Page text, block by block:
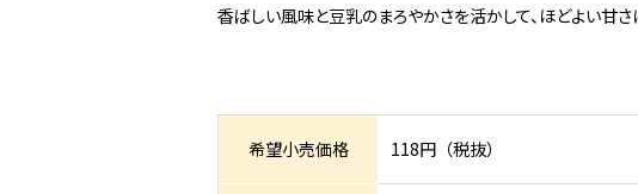
香ばしい風味と豆乳のまろやかさを活かして、ほどよい甘さ
希望小売価格 118円（税抜）